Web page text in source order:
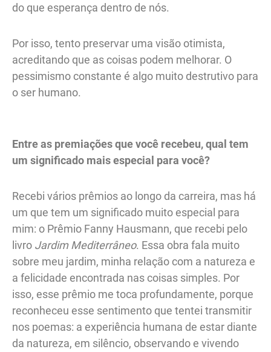
do que esperança dentro de nós.
Por isso, tento preservar uma visão otimista,
acreditando que as coisas podem melhorar. O
pessimismo constante é algo muito destrutivo para
o ser humano.
Entre as premiações que você recebeu, qual tem
um significado mais especial para você?
Recebi vários prêmios ao longo da carreira, mas há
um que tem um significado muito especial para
mim: o Prêmio Fanny Hausmann, que recebi pelo
livro Jardim Mediterrâneo. Essa obra fala muito
sobre meu jardim, minha relação com a natureza e
a felicidade encontrada nas coisas simples. Por
isso, esse prêmio me toca profundamente, porque
reconheceu esse sentimento que tentei transmitir
nos poemas: a experiência humana de estar diante
da natureza, em silêncio, observando e vivendo